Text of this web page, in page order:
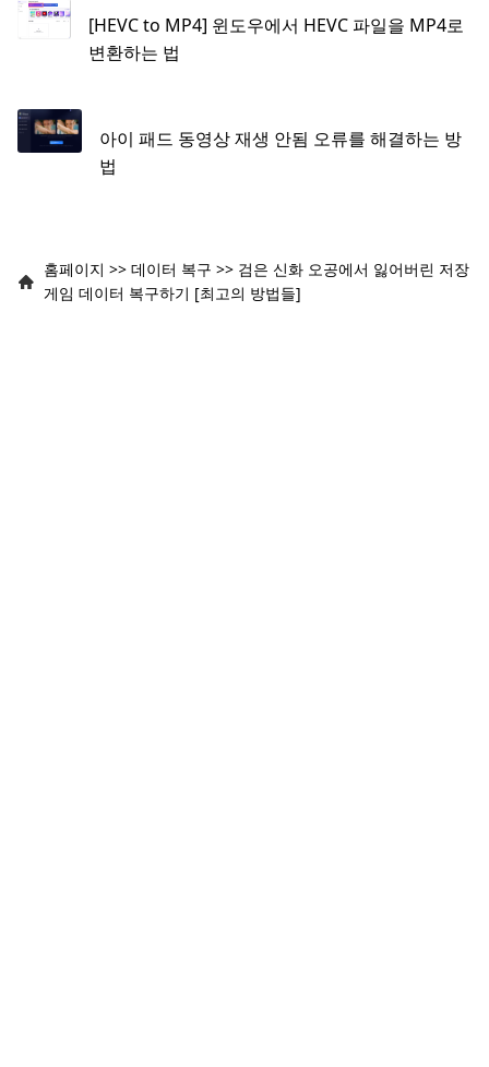
[HEVC to MP4] 윈도우에서 HEVC 파일을 MP4로
변환하는 법
아이 패드 동영상 재생 안됨 오류를 해결하는 방
법
홈페이지 >> 데이터 복구 >> 검은 신화 오공에서 잃어버린 저장
게임 데이터 복구하기 [최고의 방법들]